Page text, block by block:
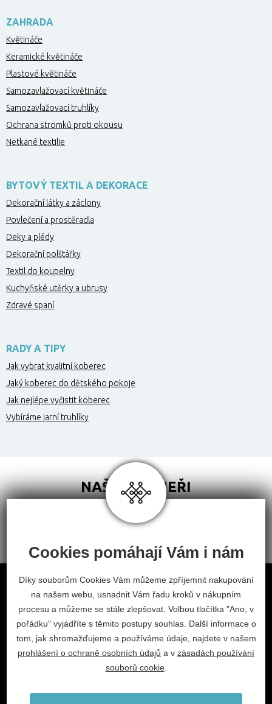
ZAHRADA
Květináče
Keramické květináče
Plastové květináče
Samozavlažovací květináče
Samozavlažovací truhlíky
Ochrana stromků proti okousu
Netkané textilie
BYTOVÝ TEXTIL A DEKORACE
Dekorační látky a záclony
Povlečení a prostěradla
Deky a plédy
Dekorační polštářky
Textil do koupelny
Kuchyňské utěrky a ubrusy
Zdravé spaní
RADY A TIPY
Jak vybrat kvalitní koberec
Jaký koberec do dětského pokoje
Jak nejlépe vyčistit koberec
Vybíráme jarní truhlíky
NAŠI PARTNEŘI
Obchodní podmínky
Odstoupení od smlouvy
Nastavení cookies
facebookinstagram
2026 © Habitat, a.s.
info@habitat-cz.cz
Cookies pomáhají Vám i nám
Díky souborům Cookies Vám můžeme zpříjemnit nakupování
na našem webu, usnadnit Vám řadu kroků v nákupním
procesu a můžeme se stále zlepšovat. Volbou tlačítka "Ano, v
pořádku" vyjádříte s těmito postupy souhlas. Další informace o
tom, jak shromažďujeme a používáme údaje, najdete v našem
prohlášení o ochraně osobních údajů a v zásadách používání
souborů cookie.